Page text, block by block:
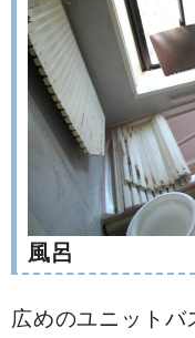
風呂
広めのユニットバ